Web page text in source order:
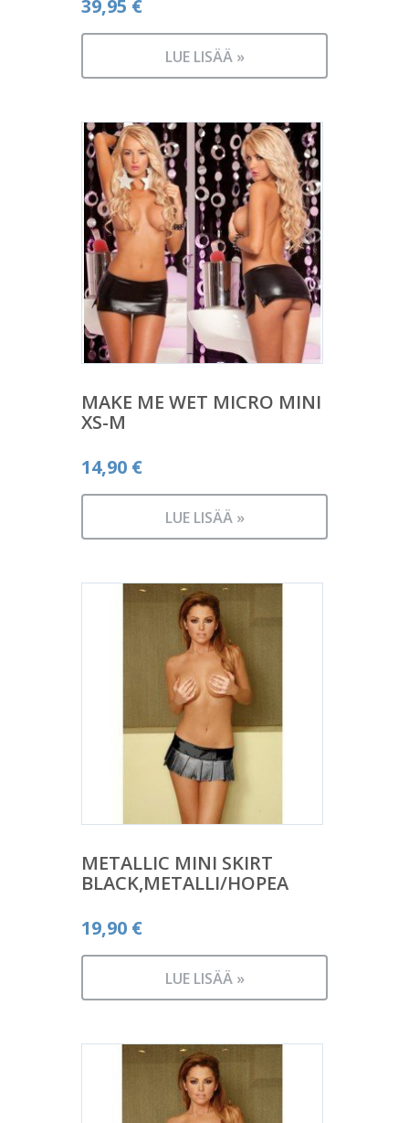
39,95 €
LUE LISÄÄ »
MAKE ME WET MICRO MINI
XS-M
14,90 €
LUE LISÄÄ »
METALLIC MINI SKIRT
BLACK,METALLI/HOPEA
19,90 €
LUE LISÄÄ »